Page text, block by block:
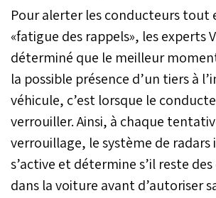
Pour alerter les conducteurs tout
«fatigue des rappels», les experts
déterminé que le meilleur
la possible présence d’un tiers à
véhicule, c’est lorsque le
verrouiller. Ainsi, à chaque
verrouillage, le système de radars
s’active et détermine s’il reste
dans la voiture avant d’autoriser